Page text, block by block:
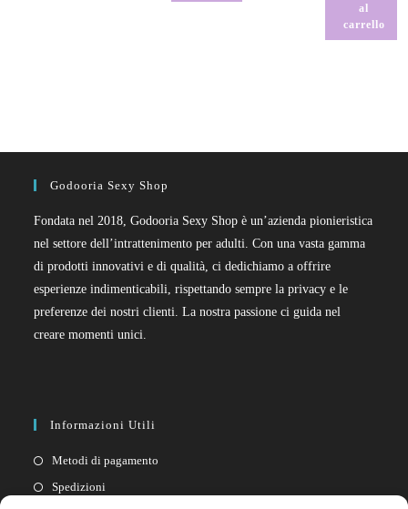
al
carrello
Godooria Sexy Shop
Fondata nel 2018, Godooria Sexy Shop è un’azienda pionieristica
nel settore dell’intrattenimento per adulti. Con una vasta gamma
di prodotti innovativi e di qualità, ci dedichiamo a offrire
esperienze indimenticabili, rispettando sempre la privacy e le
preferenze dei nostri clienti. La nostra passione ci guida nel
creare momenti unici.
Informazioni Utili
Metodi di pagamento
Spedizioni